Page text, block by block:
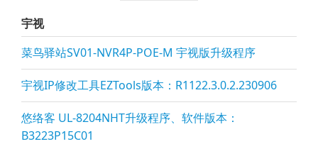
宇视
菜鸟驿站SV01-NVR4P-POE-M 宇视版升级程序
宇视IP修改工具EZTools版本：R1122.3.0.2.230906
悠络客 UL-8204NHT升级程序、软件版本：
B3223P15C01